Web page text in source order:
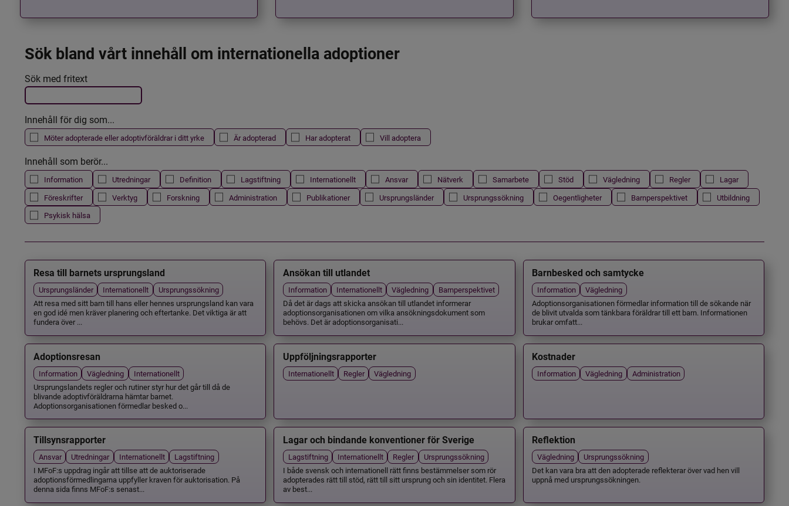
Sök bland vårt innehåll om internationella adoptioner
Filtrera resultatet
Det här formuläret postas automatiskt
Sök med fritext
Innehåll för dig som...
Möter adopterade eller adoptivföräldrar i ditt yrke Är adopterad Har adopterat Vill adoptera
Innehåll som berör...
Information Utredningar Definition Lagstiftning Internationellt Ansvar Nätverk Samarbete Stöd Vägledning Regler
Lagar
Föreskrifter
Verktyg Forskning Administration Publikationer Ursprungsländer Ursprungssökning Oegentligheter Barnperspektivet
Utbildning
Psykisk hälsa
Resa till barnets ursprungsland
Ursprungsländer Internationellt
Ursprungssökning
Att resa med sitt barn till hans eller hennes ursprungsland kan vara
en god idé men kräver planering och eftertanke. Det viktiga är att
fundera över ...
Ansökan till utlandet
Information Internationellt Vägledning
Barnperspektivet
Då det är dags att skicka ansökan till utlandet informerar
adoptionsorganisationen om vilka ansökningsdokument som
behövs. Det är adoptionsorganisati...
Barnbesked och samtycke
Information
Vägledning
Adoptionsorganisationen förmedlar information till de sökande när
de blivit utvalda som tänkbara föräldrar till ett barn. Informationen
brukar omfatt...
Adoptionsresan
Information Vägledning
Internationellt
Ursprungslandets regler och rutiner styr hur det går till då de
blivande adoptivföräldrarna hämtar barnet.
Adoptionsorganisationen förmedlar besked o...
Uppföljningsrapporter
Internationellt Regler Vägledning
Kostnader
Information Vägledning Administration
Tillsynsrapporter
Ansvar Utredningar Internationellt
Lagstiftning
I MFoF:s uppdrag ingår att tillse att de auktoriserade
adoptionsförmedlingarna uppfyller kraven för auktorisation. På
denna sida finns MFoF:s senast...
Lagar och bindande konventioner för Sverige
Lagstiftning Internationellt Regler
Ursprungssökning
I både svensk och internationell rätt finns bestämmelser som rör
adopterades rätt till stöd, rätt till sitt ursprung och sin identitet. Flera
av best...
Reflektion
Vägledning
Ursprungssökning
Det kan vara bra att den adopterade reflekterar över vad hen vill
uppnå med ursprungssökningen.